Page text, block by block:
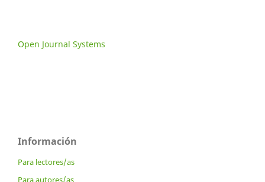
Open Journal Systems
Información
Para lectores/as
Para autores/as